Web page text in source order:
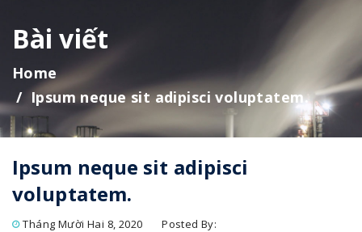
Bài viết
Home
Ipsum neque sit adipisci voluptatem.
Ipsum neque sit adipisci
voluptatem.
Tháng Mười Hai 8, 2020
Posted By: